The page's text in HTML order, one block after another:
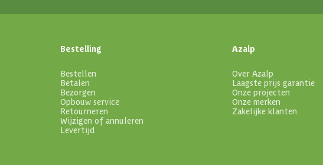
Bestelling
Bestellen
Betalen
Bezorgen
Opbouw service
Retourneren
Wijzigen of annuleren
Levertijd
Azalp
Over Azalp
Laagste prijs garantie
Onze projecten
Onze merken
Zakelijke klanten